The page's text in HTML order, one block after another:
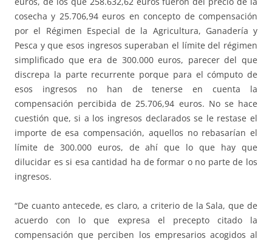
cosecha y 25.706,94 euros en concepto de compensación
por el Régimen Especial de la Agricultura, Ganadería y
Pesca y que esos ingresos superaban el límite del régimen
simplificado que era de 300.000 euros, parecer del que
discrepa la parte recurrente porque para el cómputo de
esos ingresos no han de tenerse en cuenta la
compensación percibida de 25.706,94 euros. No se hace
cuestión que, si a los ingresos declarados se le restase el
importe de esa compensación, aquellos no rebasarían el
límite de 300.000 euros, de ahí que lo que hay que
dilucidar es si esa cantidad ha de formar o no parte de los
ingresos.
“De cuanto antecede, es claro, a criterio de la Sala, que de
acuerdo con lo que expresa el precepto citado la
compensación que perciben los empresarios acogidos al